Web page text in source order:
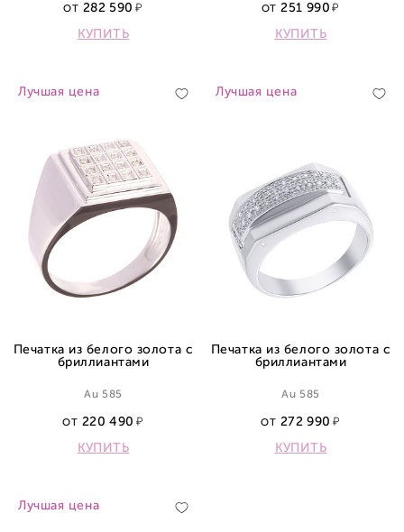
ОТ 282 590
КУПИТЬ
ОТ 251 990
КУПИТЬ
Лучшая цена
Печатка из белого золота с
бриллиантами
Au 585
ОТ 220 490
КУПИТЬ
Лучшая цена
Печатка из белого золота с
бриллиантами
Au 585
ОТ 272 990
КУПИТЬ
Лучшая цена